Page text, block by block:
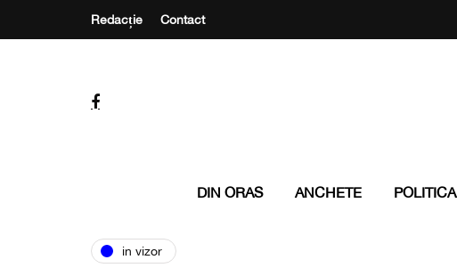
Redacție Contact
DIN ORAS ANCHETE POLITICA
in vizor